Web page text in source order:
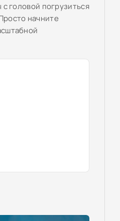
головой погрузиться
начните